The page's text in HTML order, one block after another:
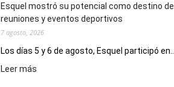
Esquel mostró su potencial como destino de
reuniones y eventos deportivos
7 agosto, 2026
Los días 5 y 6 de agosto, Esquel participó en...
Leer más